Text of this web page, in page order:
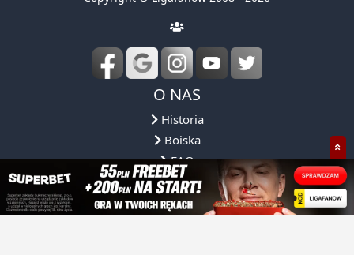
O NAS
Boiska
FAQ
Regulamin
Obsługa ligi
Reprezentacja